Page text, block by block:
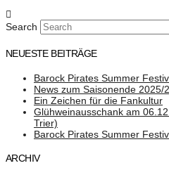
Search
NEUESTE BEITRÄGE
Barock Pirates Summer
News zum Saisonende 2025/
Ein Zeichen für die Fankultur
Glühweinausschank am
Trier)
Barock Pirates Summer
ARCHIV